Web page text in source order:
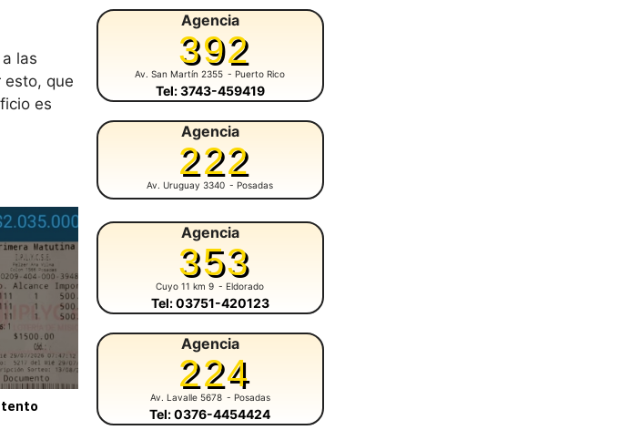
las
esto, que
es
Agencia
392
Av. San Martín 2355 - Puerto Rico
Tel: 3743-459419
Agencia
222
Av. Uruguay 3340 - Posadas
Agencia
353
Cuyo 11 km 9 - Eldorado
Tel: 03751-420123
Agencia
224
Av. Lavalle 5678 - Posadas
Tel: 0376-4454424